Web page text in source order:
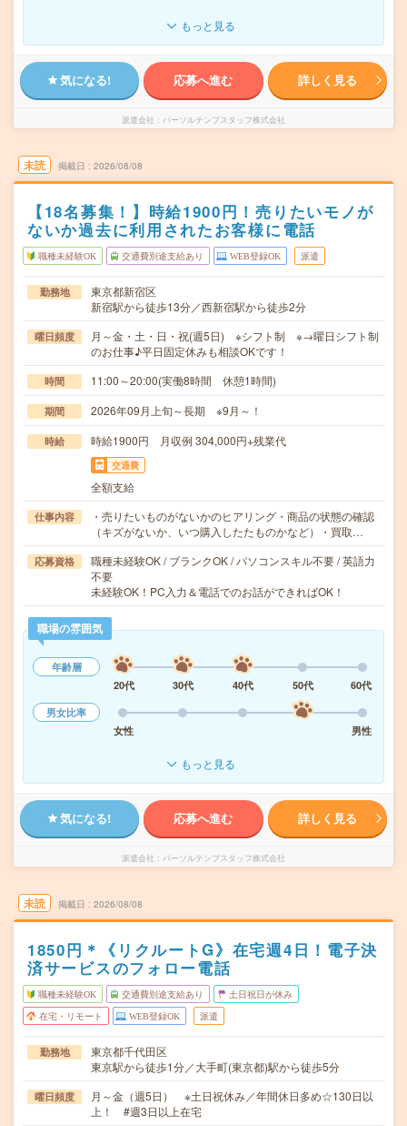
もっと見る
気になる! 応募へ進む 詳しく見る
派遣会社 パーソルテンプスタッフ株式会社
未読 掲載日 2026/08/08
【18名募集！】時給1900円！売りたいモノが
ないか過去に利用されたお客様に電話
職種未経験OK 交通費別途支給あり WEB登録OK 派遣
勤務地
東京都新宿区
新宿駅から徒歩13分／西新宿駅から徒歩2分
曜日頻度
月～金・土・日・祝(週5日) ※シフト制 ※→曜日シフト制
のお仕事♪平日固定休みも相談OKです！
時間 11:00～20:00(実働8時間 休憩1時間)
期間 2026年09月上旬～長期 ※9月～！
時給 時給1900円 月収例 304,000円+残業代
交通費
全額支給
仕事内容
・売りたいものがないかのヒアリング・商品の状態の確認
（キズがないか、いつ購入したたものかなど）・買取…
応募資格
職種未経験OK / ブランクOK / パソコンスキル不要 / 英語力
不要
未経験OK！PC入力＆電話でのお話ができればOK！
職場の雰囲気
年齢層
20代
30代 40代 50代
60代
男女比率
女性
男性
もっと見る
気になる! 応募へ進む 詳しく見る
派遣会社 パーソルテンプスタッフ株式会社
未読 掲載日 2026/08/08
1850円＊《リクルートG》在宅週4日！電子決
済サービスのフォロー電話
職種未経験OK 交通費別途支給あり 土日祝日が休み
在宅・リモート WEB登録OK 派遣
勤務地
東京都千代田区
東京駅から徒歩1分／大手町(東京都)駅から徒歩5分
曜日頻度
月～金（週5日） ※土日祝休み／年間休日多め☆130日以
上！ #週3日以上在宅